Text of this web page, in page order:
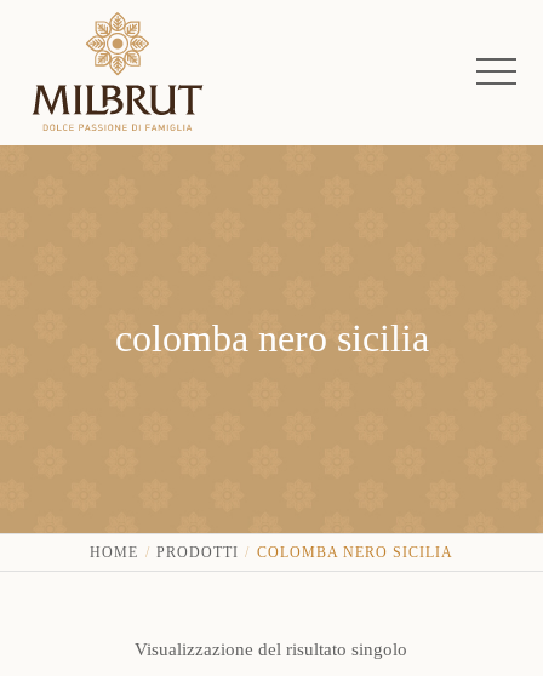
colomba nero sicilia
HOME PRODOTTI COLOMBA NERO SICILIA
Visualizzazione del risultato singolo